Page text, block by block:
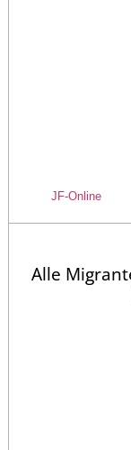
JF-Online
Alle